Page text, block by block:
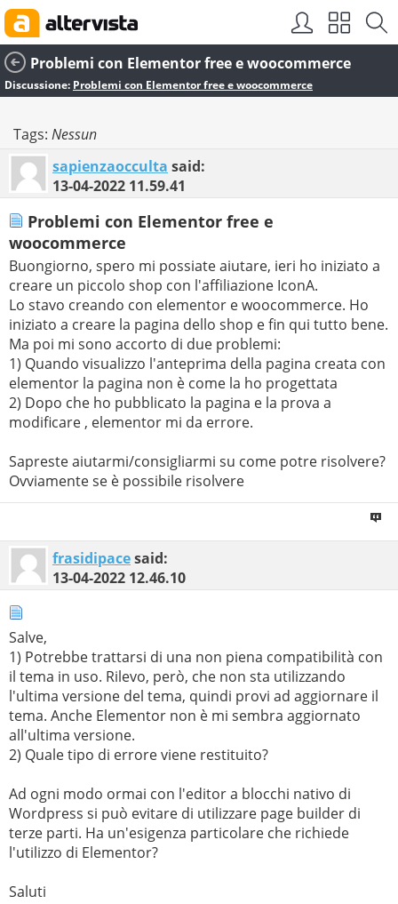
Problemi con Elementor free e woocommerce
Discussione: Problemi con Elementor free e woocommerce
Tags: Nessun
sapienzaocculta said:
13-04-2022 11.59.41
Problemi con Elementor free e
woocommerce
Buongiorno, spero mi possiate aiutare, ieri ho iniziato a
creare un piccolo shop con l'affiliazione IconA.
Lo stavo creando con elementor e woocommerce. Ho
iniziato a creare la pagina dello shop e fin qui tutto bene.
Ma poi mi sono accorto di due problemi:
1) Quando visualizzo l'anteprima della pagina creata con
elementor la pagina non è come la ho progettata
2) Dopo che ho pubblicato la pagina e la prova a
modificare , elementor mi da errore.
Sapreste aiutarmi/consigliarmi su come potre risolvere?
Ovviamente se è possibile risolvere
frasidipacesaid:
13-04-2022 12.46.10
Salve,
1) Potrebbe trattarsi di una non piena compatibilità con
il tema in uso. Rilevo, però, che non sta utilizzando
l'ultima versione del tema, quindi provi ad aggiornare il
tema. Anche Elementor non è mi sembra aggiornato
all'ultima versione.
2) Quale tipo di errore viene restituito?
Ad ogni modo ormai con l'editor a blocchi nativo di
Wordpress si può evitare di utilizzare page builder di
terze parti. Ha un'esigenza particolare che richiede
l'utilizzo di Elementor?
Saluti